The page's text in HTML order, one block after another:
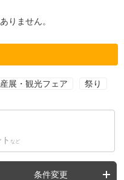
りません。
展・観光フェア 祭り
など
条件変更